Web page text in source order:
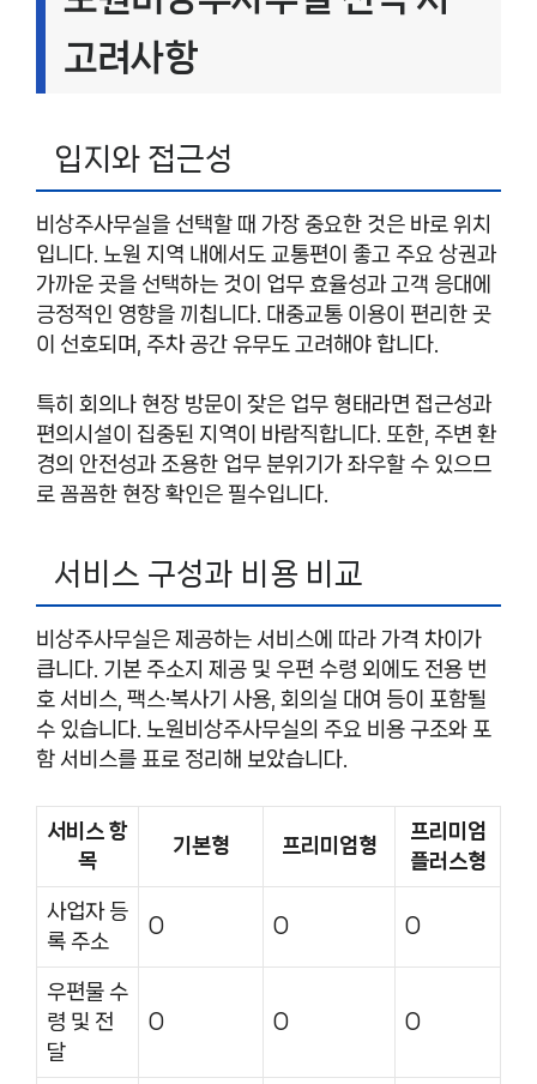
고려사항
입지와 접근성
비상주사무실을 선택할 때 가장 중요한 것은 바로 위치
입니다. 노원 지역 내에서도 교통편이 좋고 주요 상권과
가까운 곳을 선택하는 것이 업무 효율성과 고객 응대에
긍정적인 영향을 끼칩니다. 대중교통 이용이 편리한 곳
이 선호되며, 주차 공간 유무도 고려해야 합니다.
특히 회의나 현장 방문이 잦은 업무 형태라면 접근성과
편의시설이 집중된 지역이 바람직합니다. 또한, 주변 환
경의 안전성과 조용한 업무 분위기가 좌우할 수 있으므
로 꼼꼼한 현장 확인은 필수입니다.
서비스 구성과 비용 비교
비상주사무실은 제공하는 서비스에 따라 가격 차이가
큽니다. 기본 주소지 제공 및 우편 수령 외에도 전용 번
호 서비스, 팩스·복사기 사용, 회의실 대여 등이 포함될
수 있습니다. 노원비상주사무실의 주요 비용 구조와 포
함 서비스를 표로 정리해 보았습니다.
서비스 항
목
기본형 프리미엄형
프리미엄
플러스형
사업자 등
록 주소
O O O
우편물 수
령 및 전
달
O O O